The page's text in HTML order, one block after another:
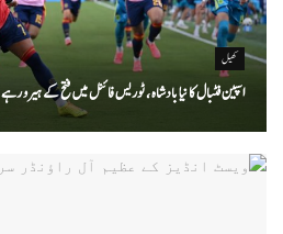
کھیل
اسپین فٹبال کا نیا بادشاہ ، ٹوریس فائنل میں فتح کے ہیرو رہے